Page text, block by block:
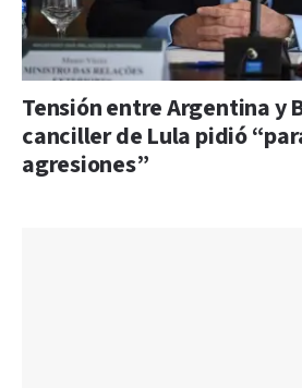
Tensión entre Argentina y
canciller de Lula pidió
agresiones”